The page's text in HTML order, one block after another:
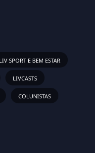
LIV SPORT E BEM ESTAR
LIVCASTS
COLUNISTAS